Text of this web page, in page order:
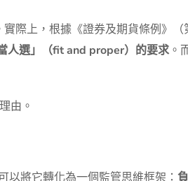
際上，根據《證券及期貨條例》
人選」（fit and proper）的要求 。
由。
將它轉化為一個監管思維框架：